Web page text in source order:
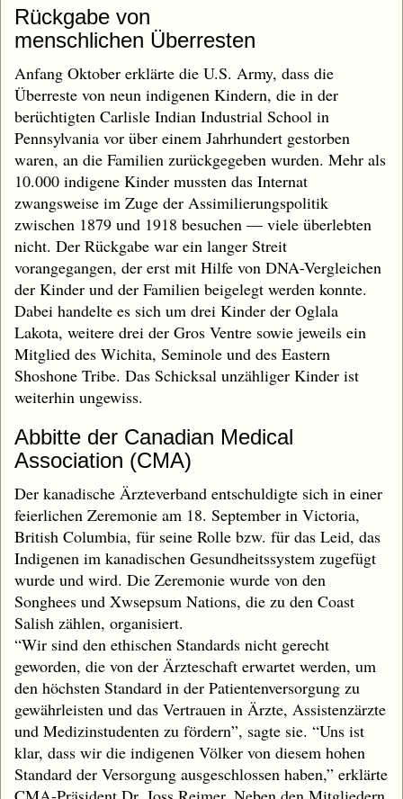
Rückgabe von
menschlichen Überresten
Anfang Oktober erklärte die U.S. Army, dass die
Überreste von neun indigenen Kindern, die in der
berüchtigten Carlisle Indian Industrial School in
Pennsylvania vor über einem Jahrhundert gestorben
waren, an die Familien zurückgegeben wurden. Mehr als
10.000 indigene Kinder mussten das Internat
zwangsweise im Zuge der Assimilierungspolitik
zwischen 1879 und 1918 besuchen — viele überlebten
nicht. Der Rückgabe war ein langer Streit
vorangegangen, der erst mit Hilfe von DNA-Vergleichen
der Kinder und der Familien beigelegt werden konnte.
Dabei handelte es sich um drei Kinder der Oglala
Lakota, weitere drei der Gros Ventre sowie jeweils ein
Mitglied des Wichita, Seminole und des Eastern
Shoshone Tribe. Das Schicksal unzähliger Kinder ist
weiterhin ungewiss.
Abbitte der Canadian Medical
Association (CMA)
Der kanadische Ärzteverband entschuldigte sich in einer
feierlichen Zeremonie am 18. September in Victoria,
British Columbia, für seine Rolle bzw. für das Leid, das
Indigenen im kanadischen Gesundheitssystem zugefügt
wurde und wird. Die Zeremonie wurde von den
Songhees und Xwsepsum Nations, die zu den Coast
Salish zählen, organisiert.
“Wir sind den ethischen Standards nicht gerecht
geworden, die von der Ärzteschaft erwartet werden, um
den höchsten Standard in der Patientenversorgung zu
gewährleisten und das Vertrauen in Ärzte, Assistenzärzte
und Medizinstudenten zu fördern”, sagte sie. “Uns ist
klar, dass wir die indigenen Völker von diesem hohen
Standard der Versorgung ausgeschlossen haben,” erklärte